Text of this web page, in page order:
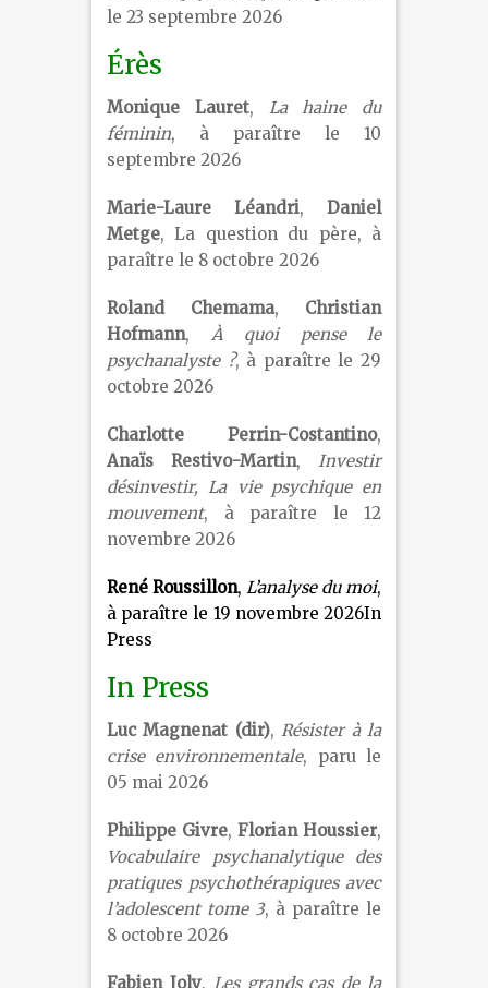
le 23 septembre 2026
Érès
Monique Lauret,
La haine du
féminin, à paraître le 10
septembre 2026
Marie-Laure Léandri, Daniel
Metge, La question du père, à
paraître le 8 octobre 2026
Roland Chemama, Christian
Hofmann, À quoi pense le
psychanalyste ?, à paraître le 29
octobre 2026
Charlotte Perrin-Costantino,
Anaïs Restivo-Martin,
Investir
désinvestir, La vie psychique en
mouvement, à paraître le 12
novembre 2026
René Roussillon, L’analyse du moi,
à paraître le 19 novembre 2026In
Press
In Press
Luc Magnenat (dir), Résister à la
crise environnementale, paru le
05 mai 2026
Philippe Givre, Florian Houssier,
Vocabulaire psychanalytique des
pratiques psychothérapiques avec
l’adolescent tome 3, à paraître le
8 octobre 2026
Fabien Joly, Les grands cas de la